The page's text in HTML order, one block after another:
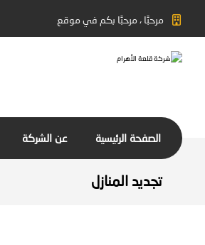
مرحبًا ، مرحبًا بكم في موقع
الصفحة الرئيسية عن الشركة
تجديد المنازل